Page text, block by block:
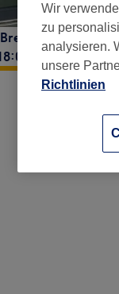
Bremen, 28199
Wir
zu
analysieren.
unsere
Richtlinien